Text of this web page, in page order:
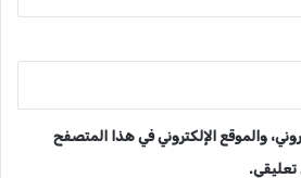
والموقع الإلكتروني في هذا المتصفح
تعليقي.